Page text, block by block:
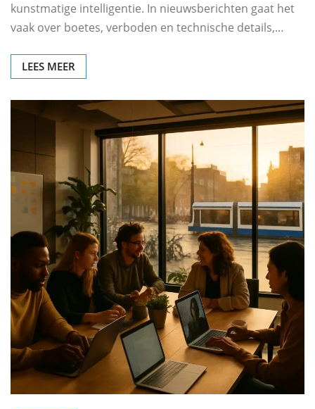
kunstmatige intelligentie. In nieuwsberichten gaat het
vaak over boetes, verboden en technische details,…
LEES MEER